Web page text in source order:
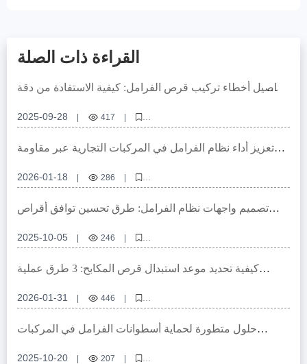
القراءة ذات الصلة
تفاصيل أخطاء تركيب قرص الفرامل: كيفية الاستفادة من دقة
2025-09-28 | 417
|
أخطاء تركيب قرص الفرامل، دقة ثقب التثبيت، تقنية الحفر، قرص الفرامل
للمركبات التجارية، سلامة نظام الفرامل
تعزيز أداء نظام الفرامل في المركبات التجارية عبر مقاومة
2026-01-18 | 286
|
أقراص فرامل مقاومة للتآكل، أقراص فرامل مضادة للصدأ، نظام فرامل
المركبات التجارية، أقراص فرامل عالية الأداء، شهادات جودة الفرامل
تصميم واجهات نظام الفرامل: طرق تحسين توافق أقراص
2025-10-05 | 246
|
أقراص الفرامل العالمية، ثقوب التثبيت عالية الدقة، شهادة E-mark الأوروبية،
تصميم واجهات الفرامل، تصنيع ODM لقطع غيار السيارات
كيفية تحديد موعد استبدال قرص المكابح: 3 طرق عملية
2026-01-31 | 446
|
تحديد استبدال قرص المكابح، فحص قرص المكابح، أقراص مكابح مقاومة
للتآكل، توازن قرص المكابح، سلامة فرامل السيارة
حلول متطورة لحماية أسطوانات الفرامل في المركبات
2025-10-20 | 207
|